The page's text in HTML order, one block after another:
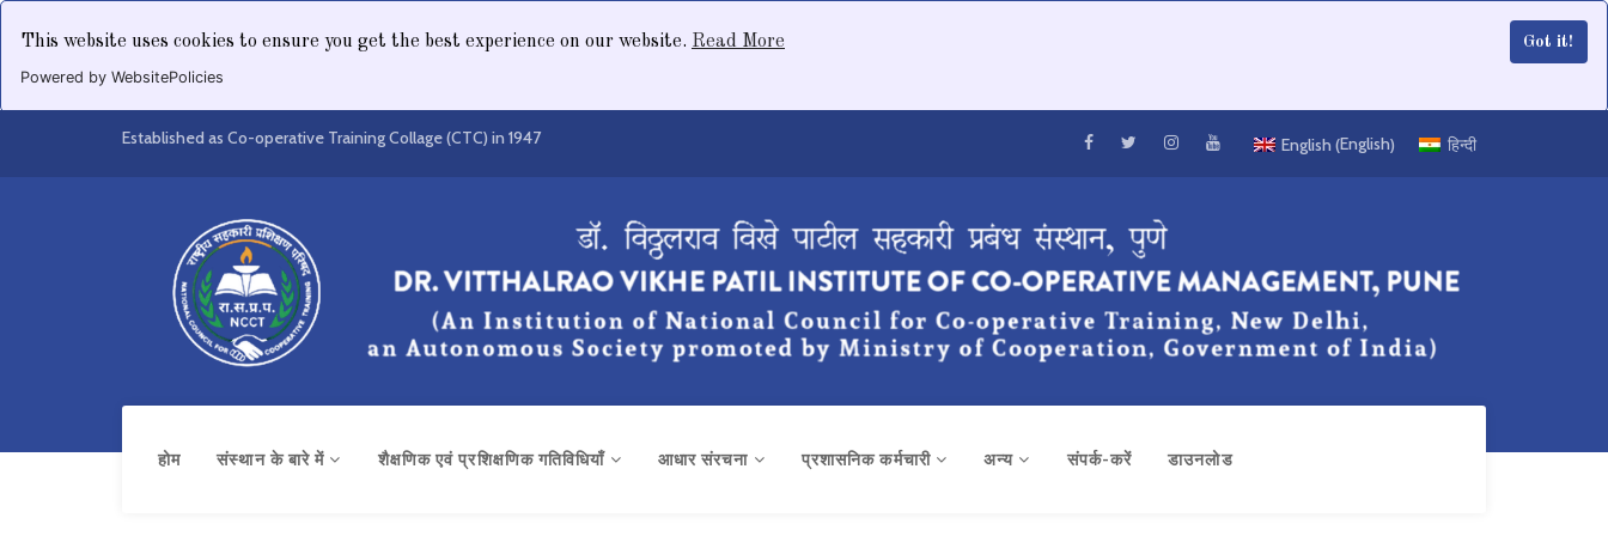
This website uses cookies to ensure you get the best experience on our website. Read More Got it!
Powered by WebsitePolicies
Established as Co-operative Training Collage (CTC) in 1947 English (English) हिन्दी
होम संस्थान के बारे में शैक्षणिक एवं प्रशिक्षणिक गतिविधियाँ आधार संरचना प्रशासनिक कर्मचारी अन्य संपर्क-करें डाउनलोड